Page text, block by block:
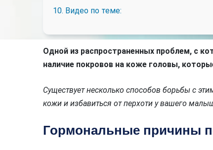
10. Видео по теме:
Одной из распространенных проблем, с
наличие покровов на коже головы,
Существует несколько способов борьбы с
кожи и избавиться от перхоти у вашего
Гормональные причины